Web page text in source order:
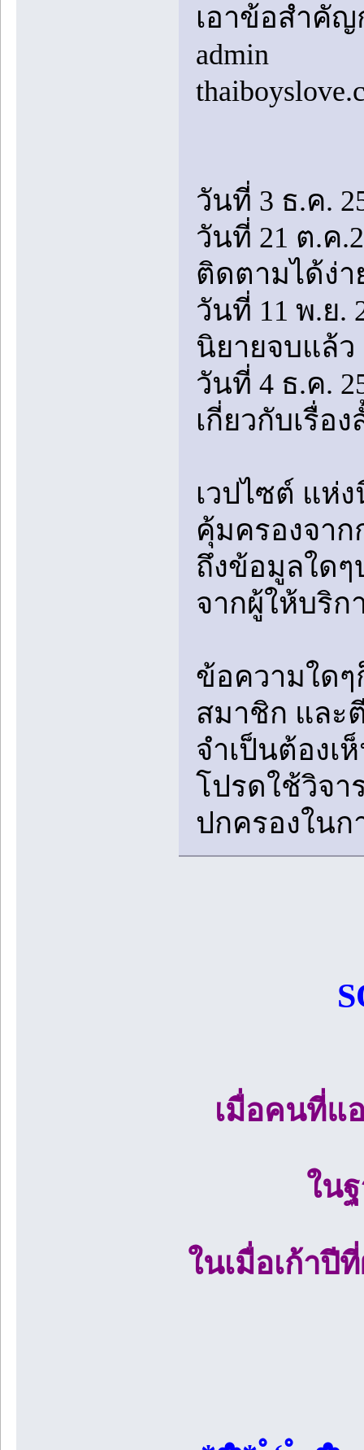
เอาข้อสำคั
admin
วันที่ 3 ธ.ค.
วันที่ 21 ต.ค
ติดตามได้ง่า
วันที่ 11 พ.ย.
นิยายจบแล้ว
วันที่ 4 ธ.ค.
เกี่ยวกับเรื่อ
เวปไซต์ แห่
คุ้มครองจาก
ถึงข้อมูลใด
จากผู้ให้บริก
ข้อความใดๆ
สมาชิก และ
จำเป็นต้อง
โปรดใช้วิจ
ปกครองในก
เมื่อคนที่แ
ใน
ในเมื่อเก้าปี